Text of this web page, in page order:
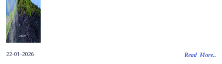
22-01-2026 Read More..